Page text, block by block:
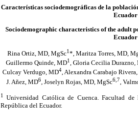
Características sociodemográficas de la
Ecuador
Sociodemographic characteristics of the adult
Ecuador
Rina Ortiz, MD, MgSc1*, Maritza Torres, MD,
Guillermo Quinde, MD1, Gloria Cecilia Durazno,
Culcay Verdugo, MD4, Alexandra Carabajo
J. Añez, MD6 , Joselyn Rojas, MD, MgSc6,7 ,
1
Universidad Católica de Cuenca. Facultad
República del Ecuador.